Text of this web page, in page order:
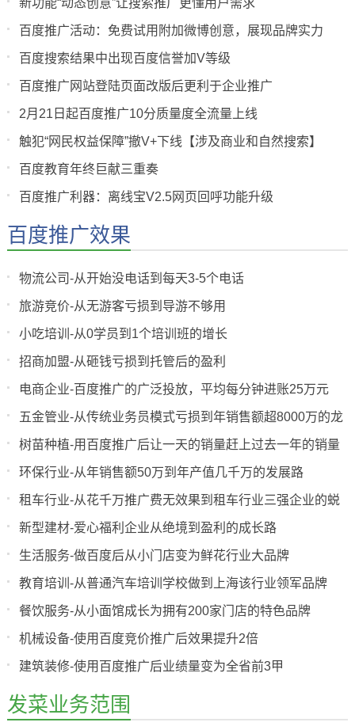
新功能“动态创意”让搜索推广更懂用户需求
百度推广活动：免费试用附加微博创意，展现品牌实力
百度搜索结果中出现百度信誉加V等级
百度推广网站登陆页面改版后更利于企业推广
2月21日起百度推广10分质量度全流量上线
触犯“网民权益保障”撤V+下线【涉及商业和自然搜索】
百度教育年终巨献三重奏
百度推广利器：离线宝V2.5网页回呼功能升级
百度推广效果
物流公司-从开始没电话到每天3-5个电话
旅游竞价-从无游客亏损到导游不够用
小吃培训-从0学员到1个培训班的增长
招商加盟-从砸钱亏损到托管后的盈利
电商企业-百度推广的广泛投放，平均每分钟进账25万元
五金管业-从传统业务员模式亏损到年销售额超8000万的龙
头企业
树苗种植-用百度推广后让一天的销量赶上过去一年的销量
环保行业-从年销售额50万到年产值几千万的发展路
租车行业-从花千万推广费无效果到租车行业三强企业的蜕
变
新型建材-爱心福利企业从绝境到盈利的成长路
生活服务-做百度后从小门店变为鲜花行业大品牌
教育培训-从普通汽车培训学校做到上海该行业领军品牌
餐饮服务-从小面馆成长为拥有200家门店的特色品牌
机械设备-使用百度竞价推广后效果提升2倍
建筑装修-使用百度推广后业绩量变为全省前3甲
发菜业务范围